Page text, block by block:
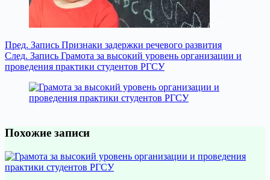
Пред. Запись Признаки задержки речевого развития
След. Запись Грамота за высокий уровень организации и
проведения практики студентов РГСУ
Похожие записи